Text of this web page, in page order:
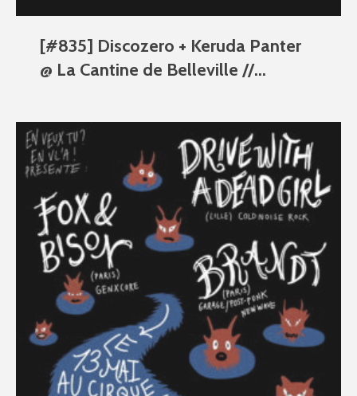
[#835] Discozero + Keruda Panter
@ La Cantine de Belleville //...